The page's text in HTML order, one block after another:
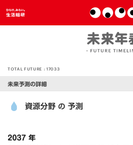
TOTAL FUTURE :17033
未来予測の詳細
資源分野 の 予測
2037 年